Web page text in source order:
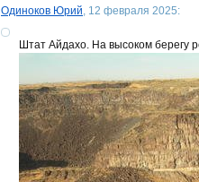
Одиноков Юрий, 12 февраля 2025:
Штат Айдахо. На высоком берегу